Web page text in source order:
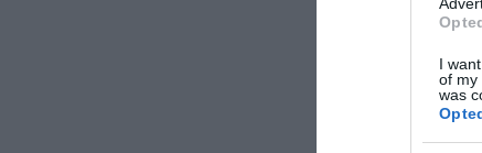
I
of my
was